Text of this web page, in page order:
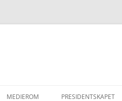
MEDIEROM PRESIDENTSKAPET